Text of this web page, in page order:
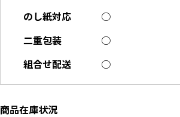
のし紙対応
○
二重包装
○
組合せ配送
○
商品在庫状況